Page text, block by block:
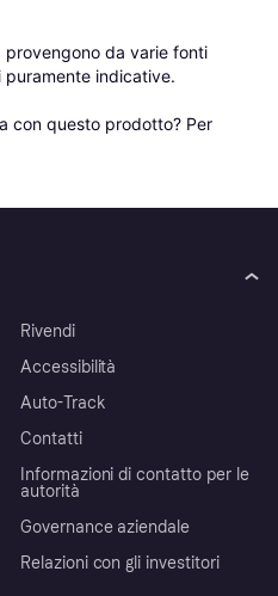
da varie fonti
puramente indicative.
con questo prodotto? Per
Rivendi
Accessibilità
Auto-Track
Contatti
Informazioni di contatto per le
autorità
Governance aziendale
Relazioni con gli investitori